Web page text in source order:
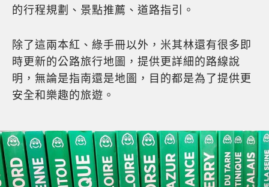
的行程規劃、景點推薦、道路指引。
除了這兩本紅、綠手冊以外，米其林還有很多即
時更新的公路旅行地圖，提供更詳細的路線說
明，無論是指南還是地圖，目的都是為了提供更
安全和樂趣的旅遊。